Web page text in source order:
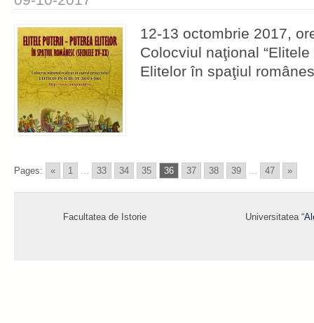
12-13 octombrie 2017,
Colocviul naţional
Elitelor în spaţiul
Pages: « 1 ... 33 34 35 36 37 38 39 ... 47 »
Facultatea de Istorie Universitatea “